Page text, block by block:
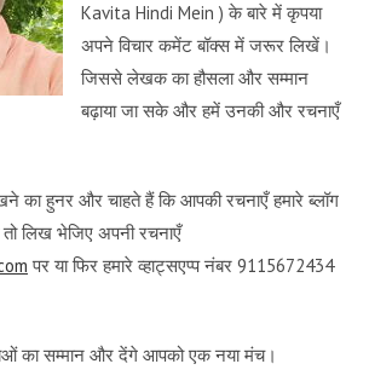
Kavita Hindi Mein ) के बारे में कृपया
अपने विचार कमेंट बॉक्स में जरूर लिखें।
जिससे लेखक का हौसला और सम्मान
बढ़ाया जा सके और हमें उनकी और रचनाएँ
का हुनर और चाहते हैं कि आपकी रचनाएँ हमारे ब्लॉग
लिख भेजिए अपनी रचनाएँ
पर या फिर हमारे व्हाट्सएप्प नंबर 9115672434
का सम्मान और देंगे आपको एक नया मंच।